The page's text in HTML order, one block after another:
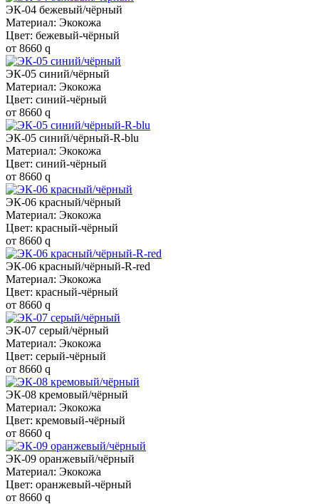
ЭК-04 бежевый/чёрный
Материал: Экокожа
Цвет: бежевый-чёрный
от 8660 q
ЭК-05 синий/чёрный
Материал: Экокожа
Цвет: синий-чёрный
от 8660 q
ЭК-05 синий/чёрный-R-blu
Материал: Экокожа
Цвет: синий-чёрный
от 8660 q
ЭК-06 красный/чёрный
Материал: Экокожа
Цвет: красный-чёрный
от 8660 q
ЭК-06 красный/чёрный-R-red
Материал: Экокожа
Цвет: красный-чёрный
от 8660 q
ЭК-07 серый/чёрный
Материал: Экокожа
Цвет: серый-чёрный
от 8660 q
ЭК-08 кремовый/чёрный
Материал: Экокожа
Цвет: кремовый-чёрный
от 8660 q
ЭК-09 оранжевый/чёрный
Материал: Экокожа
Цвет: оранжевый-чёрный
от 8660 q